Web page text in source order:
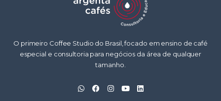
O primeiro Coffee Studio do Brasil, focado em ensino de café
especial e consultoria para negócios da área de qualquer
tamanho.
W
h
F
a
I
n
Y
o
L
i